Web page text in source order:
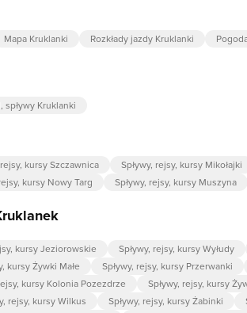
Mapa Kruklanki Rozkłady jazdy Kruklanki
spływy Kruklanki
kursy Szczawnica Spływy, rejsy, kursy Mikołajki
kursy Nowy Targ Spływy, rejsy, kursy Muszyna
kursy Jeziorowskie Spływy, rejsy, kursy Wyłudy
kursy Żywki Małe Spływy, rejsy, kursy Przerwanki
kursy Kolonia Pozezdrze Spływy, rejsy, kursy
rejsy, kursy Wilkus Spływy, rejsy, kursy Żabinki